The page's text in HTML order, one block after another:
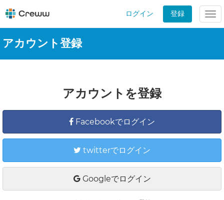
ログイン 登録
アカウント登録
アカウントを登録
Facebookでログイン
twitterでログイン
Googleでログイン